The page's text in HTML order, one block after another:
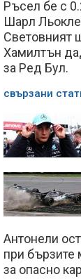
Ръсел бе с
Шарл
Световният
Хамилтън
за Ред Бул.
свързани
Антонели
при бързите
за опасно